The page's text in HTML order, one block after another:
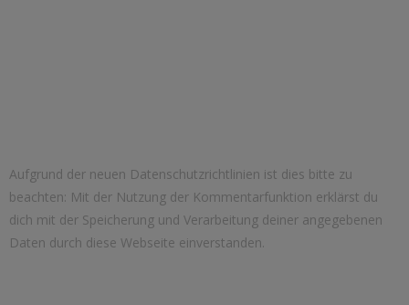
Aufgrund der neuen Datenschutzrichtlinien ist dies bitte zu
beachten: Mit der Nutzung der Kommentarfunktion erklärst du
dich mit der Speicherung und Verarbeitung deiner angegebenen
Daten durch diese Webseite einverstanden.